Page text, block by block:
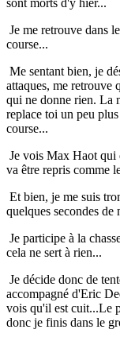
Je me retrouve dans
course...
Me sentant bien, je
attaques, me retrouve
qui ne donne rien. La
replace toi un peu
course...
Je vois Max Haot qui
va être repris comme
Et bien, je me suis
quelques secondes
Je participe à la
cela ne sert à rien...
Je décide donc de
accompagné d'Eric
vois qu'il est cuit...Le
donc je finis dans le